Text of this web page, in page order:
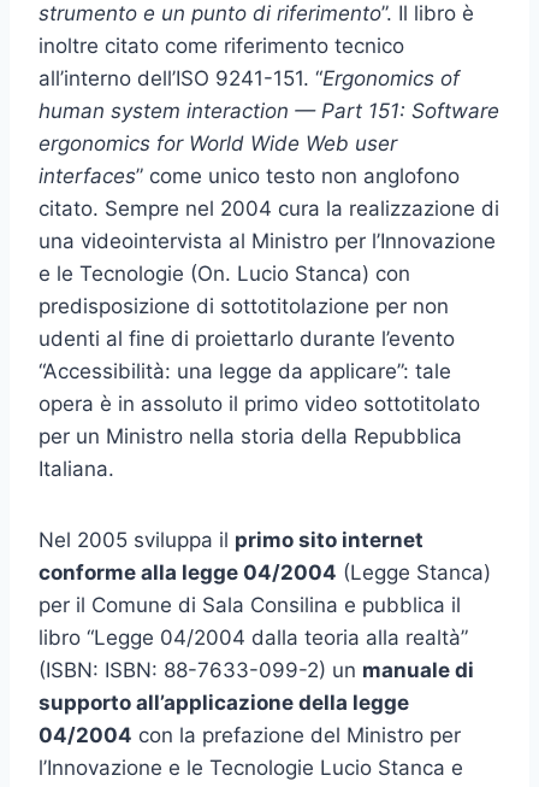
strumento e un punto di riferimento”. Il libro è
inoltre citato come riferimento tecnico
all’interno dell’ISO 9241-151. “Ergonomics of
human system interaction — Part 151: Software
ergonomics for World Wide Web user
interfaces” come unico testo non anglofono
citato. Sempre nel 2004 cura la realizzazione di
una videointervista al Ministro per l’Innovazione
e le Tecnologie (On. Lucio Stanca) con
predisposizione di sottotitolazione per non
udenti al fine di proiettarlo durante l’evento
“Accessibilità: una legge da applicare”: tale
opera è in assoluto il primo video sottotitolato
per un Ministro nella storia della Repubblica
Italiana.
Nel 2005 sviluppa il primo sito internet
conforme alla legge 04/2004 (Legge Stanca)
per il Comune di Sala Consilina e pubblica il
libro “Legge 04/2004 dalla teoria alla realtà”
(ISBN: ISBN: 88-7633-099-2) un manuale di
supporto all’applicazione della legge
04/2004 con la prefazione del Ministro per
l’Innovazione e le Tecnologie Lucio Stanca e